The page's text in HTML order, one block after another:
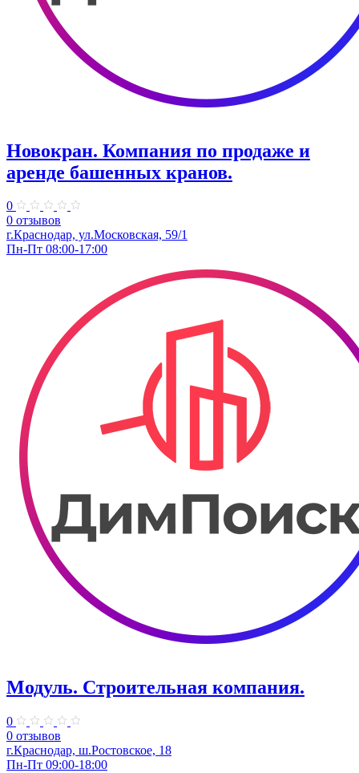
Новокран. Компания по продаже и
аренде башенных кранов.
0
0 отзывов
г.Краснодар, ул.Московская, 59/1
Пн-Пт 08:00-17:00
Модуль. Строительная компания.
0
0 отзывов
г.Краснодар, ш.Ростовское, 18
Пн-Пт 09:00-18:00